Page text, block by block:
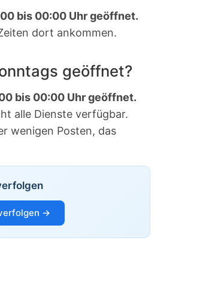
bis 00:00 Uhr geöffnet.
dort ankommen.
geöffnet?
bis 00:00 Uhr geöffnet.
alle Dienste verfügbar.
wenigen Posten, das
→